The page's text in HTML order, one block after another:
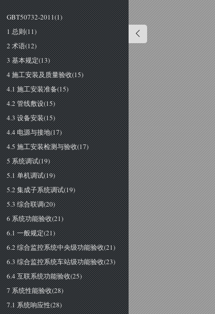
GBT50732-2011(1)
1 总则(11)
2 术语(12)
3 基本规定(13)
4 施工安装及质量验收(15)
4.1 施工安装准备(15)
4.2 管线敷设(15)
4.3 设备安装(15)
4.4 电源与接地(17)
4.5 施工安装检测与验收(17)
5 系统调试(19)
5.1 单机调试(19)
5.2 集成子系统调试(19)
5.3 综合联调(20)
6 系统功能验收(21)
6.1 一般规定(21)
6.2 综合监控系统中央级功能验收(21)
6.3 综合监控系统车站级功能验收(23)
6.4 互联系统功能验收(25)
7 系统性能验收(28)
7.1 系统响应性(28)